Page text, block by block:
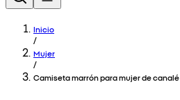
Inicio
/
Mujer
/
Camiseta marrón para mujer de canalé